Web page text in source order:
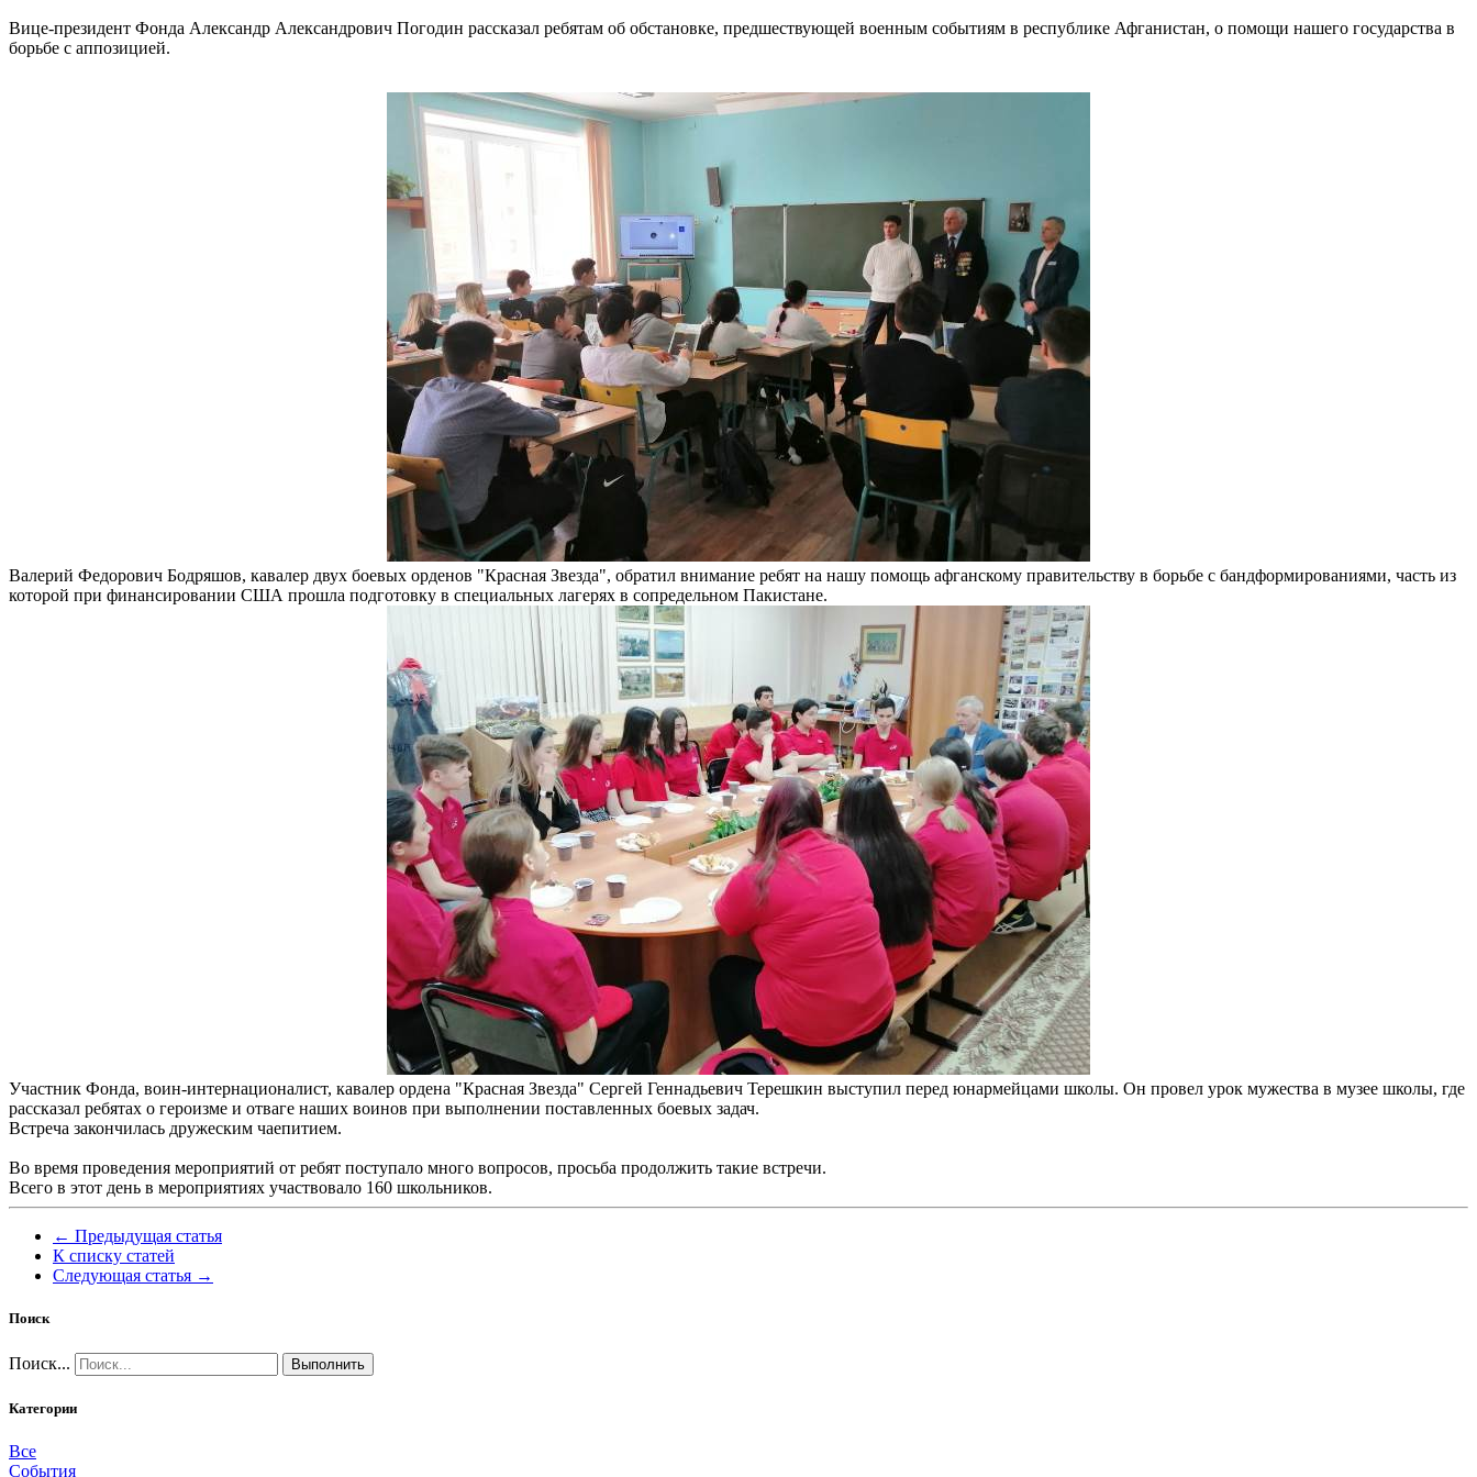
Вице-президент Фонда Александр Александрович Погодин рассказал ребятам об обстановке, предшествующей военным событиям в республике Афганистан, о помощи нашего государства в
борьбе с аппозицией.
Валерий Федорович Бодряшов, кавалер двух боевых орденов "Красная Звезда", обратил внимание ребят на нашу помощь афганскому правительству в борьбе с бандформированиями, часть из
которой при финансировании США прошла подготовку в специальных лагерях в сопредельном Пакистане.
Участник Фонда, воин-интернационалист, кавалер ордена "Красная Звезда" Сергей Геннадьевич Терешкин выступил перед юнармейцами школы. Он провел урок мужества в музее школы, где
рассказал ребятах о героизме и отваге наших воинов при выполнении поставленных боевых задач.
Встреча закончилась дружеским чаепитием.
Во время проведения мероприятий от ребят поступало много вопросов, просьба продолжить такие встречи.
Всего в этот день в мероприятиях участвовало 160 школьников.
← Предыдущая статья
К списку статей
Следующая статья →
Поиск
Поиск... Выполнить
Категории
Все
События